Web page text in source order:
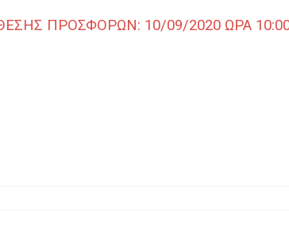
ΠΡΟΣΦΟΡΩΝ: 10/09/2020 ΩΡΑ